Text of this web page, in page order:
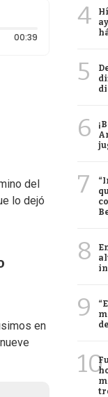
00:39Duración: 39
del
lo dejó
en
4
5
6
7
8
9
10